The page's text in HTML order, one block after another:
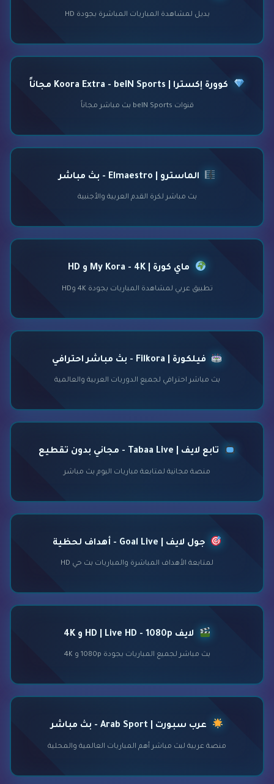
بديل لمشاهدة المباريات المباشرة بجودة HD
كوورة إكسترا | Koora Extra - beIN Sports مجاناً
قنوات beIN Sports بث مباشر مجاناً
الماسترو | Elmaestro - بث مباشر
بث مباشر لكرة القدم العربية والأجنبية
ماي كورة | My Kora - 4K و HD
تطبيق عربي لمشاهدة المباريات بجودة 4K وHD
فيلكورة | Filkora - بث مباشر احترافي
بث مباشر احترافي لجميع الدوريات العربية والعالمية
تابع لايف | Tabaa Live - مجاني بدون تقطيع
منصة مجانية لمتابعة مباريات اليوم بث مباشر
جول لايف | Goal Live - أهداف لحظية
لمتابعة الأهداف المباشرة والمباريات بث حي HD
لايف HD | Live HD - 1080p و 4K
بث مباشر لجميع المباريات بجودة 1080p و 4K
عرب سبورت | Arab Sport - بث مباشر
منصة عربية لبث مباشر أهم المباريات العالمية والمحلية